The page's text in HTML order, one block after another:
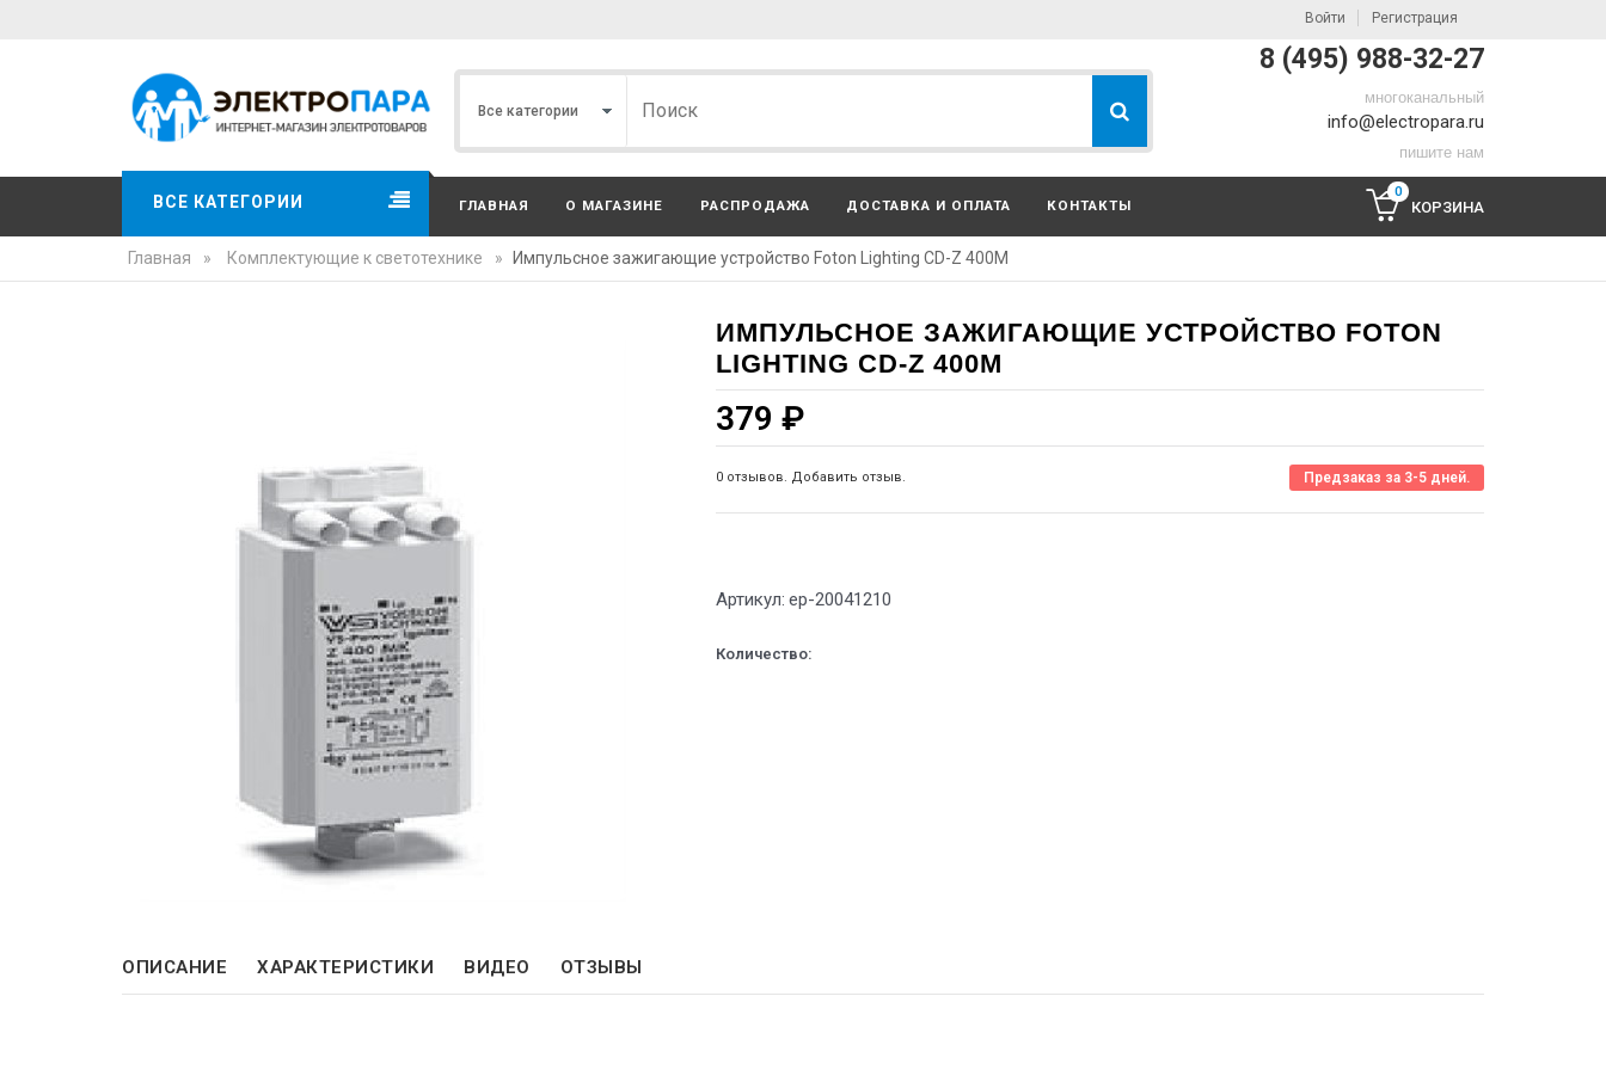
Войти Регистрация
8 (495) 988-32-27
многоканальный
info@electropara.ru
пишите нам
ВСЕ КАТЕГОРИИ ГЛАВНАЯ О МАГАЗИНЕ РАСПРОДАЖА ДОСТАВКА И ОПЛАТА КОНТАКТЫ
0
КОРЗИНА
Главная » Комплектующие к светотехнике » Импульсное зажигающие устройство Foton Lighting CD-Z 400M
ИМПУЛЬСНОЕ ЗАЖИГАЮЩИЕ УСТРОЙСТВО FOTON
LIGHTING CD-Z 400M
379 ₽
0 отзывов. Добавить отзыв. Предзаказ за 3-5 дней.
Артикул: ep-20041210
Количество:
ОПИСАНИЕ ХАРАКТЕРИСТИКИ ВИДЕО ОТЗЫВЫ